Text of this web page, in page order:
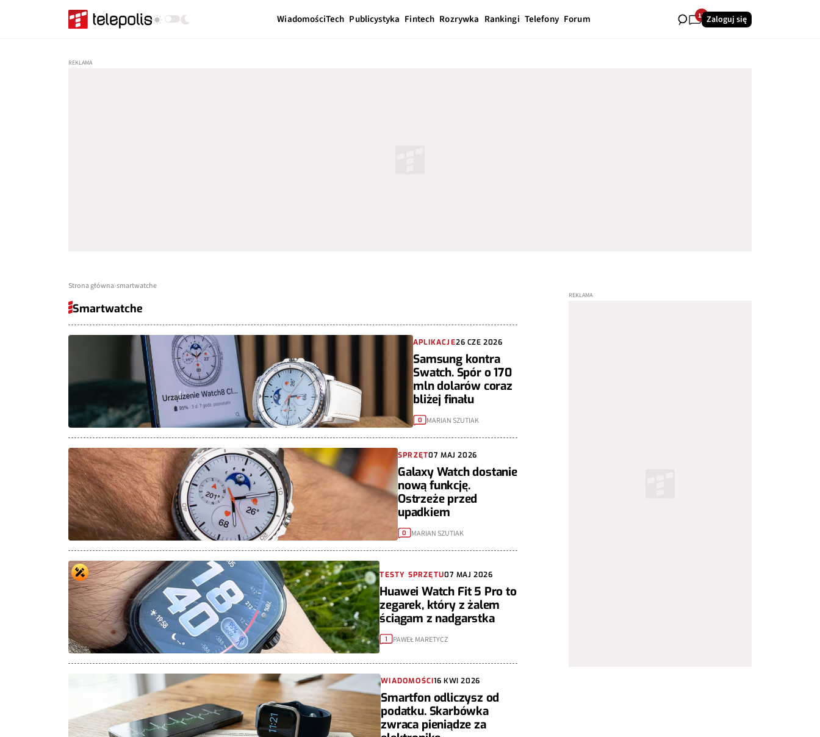
WiadomościTech Publicystyka Fintech Rozrywka Rankingi Telefony Forum 17Zaloguj się
Strona główna smartwatche
Smartwatche
APLIKACJE26 CZE 2026
Samsung kontra
Swatch. Spór o 170
mln dolarów coraz
bliżej finału
0 MARIAN SZUTIAK
SPRZĘT07 MAJ 2026
Galaxy Watch dostanie
nową funkcję.
Ostrzeże przed
upadkiem
0 MARIAN SZUTIAK
TESTY SPRZĘTU07 MAJ 2026
Huawei Watch Fit 5 Pro to
zegarek, który z żalem
ściągam z nadgarstka
1 PAWEŁ MARETYCZ
WIADOMOŚCI16 KWI 2026
Smartfon odliczysz od
podatku. Skarbówka
zwraca pieniądze za